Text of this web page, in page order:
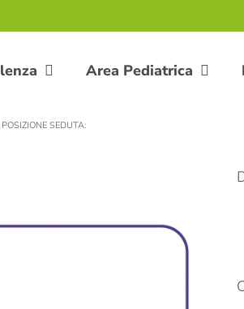
Area Pediatrica
SEDUTA: